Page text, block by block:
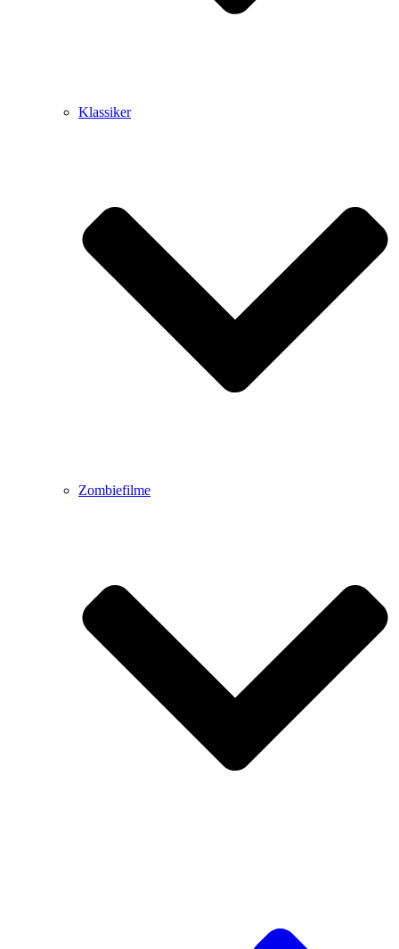
Klassiker
Zombiefilme